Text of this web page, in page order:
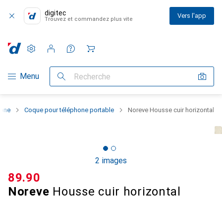
digitec
Trouvez et commandez plus vite Vers l'app
Navigation par catégorie
Menu Recherche
Paramètres
Compte client
Listes de comparaison
Listes d'envies
Panier
Coque pour téléphone portable Noreve Housse cuir horizontal
2 images
Noreve Housse cuir horizontal
CHF
89.90